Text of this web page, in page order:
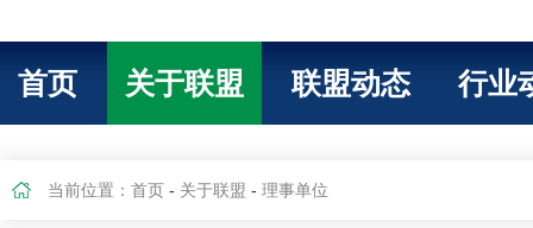
首页 关于联盟 联盟动态 行业
当前位置： 首页 - 关于联盟 - 理事单位